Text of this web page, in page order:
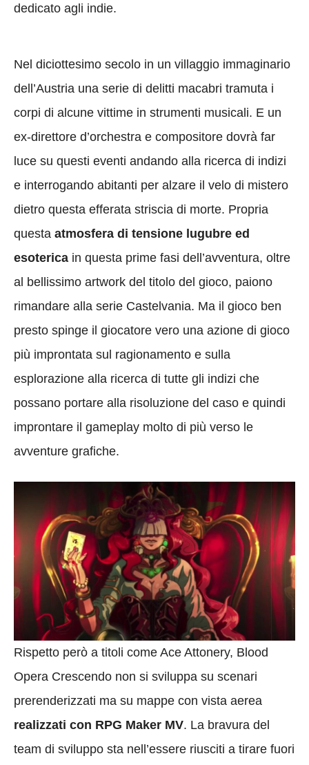
dedicato agli indie.
Nel diciottesimo secolo in un villaggio immaginario
dell’Austria una serie di delitti macabri tramuta i
corpi di alcune vittime in strumenti musicali. E un
ex-direttore d’orchestra e compositore dovrà far
luce su questi eventi andando alla ricerca di indizi
e interrogando abitanti per alzare il velo di mistero
dietro questa efferata striscia di morte. Propria
questa atmosfera di tensione lugubre ed
esoterica in questa prime fasi dell’avventura, oltre
al bellissimo artwork del titolo del gioco, paiono
rimandare alla serie Castelvania. Ma il gioco ben
presto spinge il giocatore vero una azione di gioco
più improntata sul ragionamento e sulla
esplorazione alla ricerca di tutte gli indizi che
possano portare alla risoluzione del caso e quindi
improntare il gameplay molto di più verso le
avventure grafiche.
Rispetto però a titoli come Ace Attonery, Blood
Opera Crescendo non si sviluppa su scenari
prerenderizzati ma su mappe con vista aerea
realizzati con RPG Maker MV. La bravura del
team di sviluppo sta nell’essere riusciti a tirare fuori